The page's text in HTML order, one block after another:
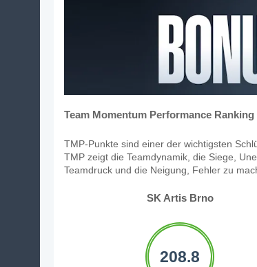
Team Momentum Performance Ranking
TMP-Punkte sind einer der wichtigsten
TMP zeigt die Teamdynamik, die Siege,
Teamdruck und die Neigung, Fehler zu
SK Artis Brno
208.8